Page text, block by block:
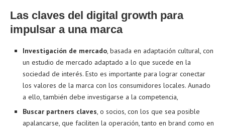
Las claves del digital growth para
impulsar a una marca
Investigación de mercado, basada en adaptación cultural, con
un estudio de mercado adaptado a lo que sucede en la
sociedad de interés. Esto es importante para lograr conectar
los valores de la marca con los consumidores locales. Aunado
a ello, también debe investigarse a la competencia,
Buscar partners claves, o socios, con los que sea posible
apalancarse, que faciliten la operación, tanto en brand como en